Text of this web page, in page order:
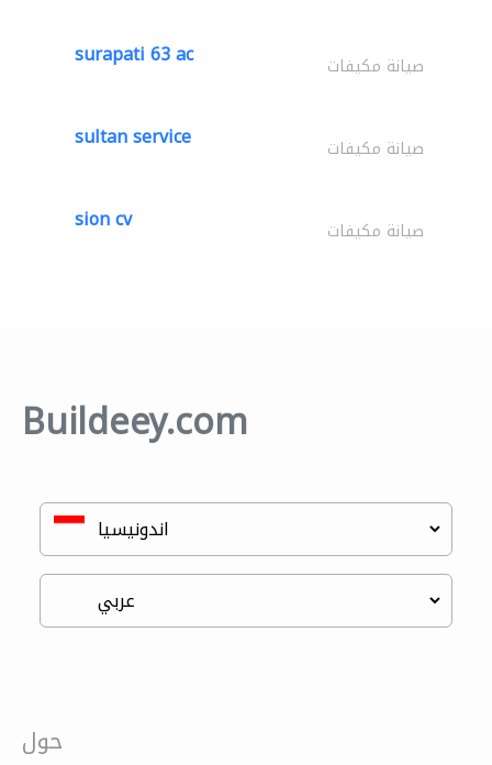
surapati 63 ac صيانة مكيفات
sultan service صيانة مكيفات
sion cv صيانة مكيفات
Buildeey.com
حول